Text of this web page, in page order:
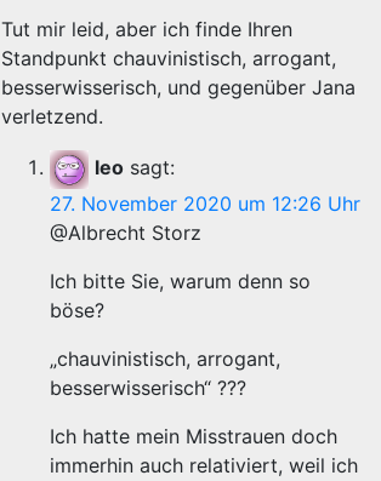
Tut mir leid, aber ich finde Ihren
Standpunkt chauvinistisch, arrogant,
besserwisserisch, und gegenüber Jana
verletzend.
leo sagt:
27. November 2020 um 12:26 Uhr
@Albrecht Storz
Ich bitte Sie, warum denn so
böse?
„chauvinistisch, arrogant,
besserwisserisch“ ???
Ich hatte mein Misstrauen doch
immerhin auch relativiert, weil ich